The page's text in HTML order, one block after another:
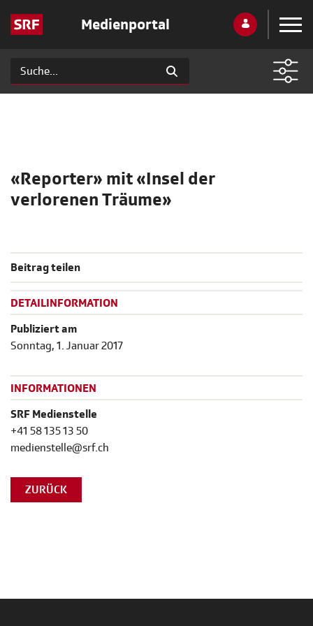
Medienportal
«Reporter» mit «Insel der
verlorenen Träume»
Beitrag teilen
DETAILINFORMATION
Publiziert am
Sonntag, 1. Januar 2017
INFORMATIONEN
SRF Medienstelle
+41 58 135 13 50
medienstelle@srf.ch
ZURÜCK